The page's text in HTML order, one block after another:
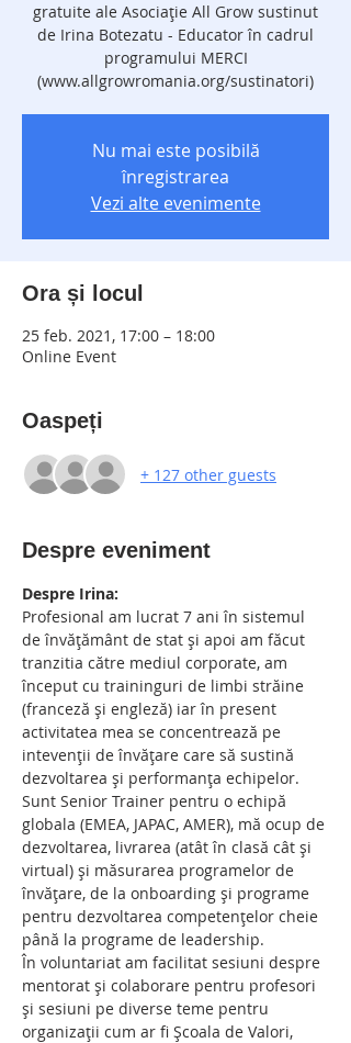
gratuite ale Asociație All Grow sustinut
de Irina Botezatu - Educator în cadrul
programului MERCI
(www.allgrowromania.org/sustinatori)
Nu mai este posibilă
înregistrarea
Vezi alte evenimente
Ora și locul
25 feb. 2021, 17:00 – 18:00
Online Event
Oaspeți
+ 127 other guests
Despre eveniment
Despre Irina:
Profesional am lucrat 7 ani în sistemul
de învățământ de stat și apoi am făcut
tranzitia către mediul corporate, am
început cu traininguri de limbi străine
(franceză și engleză) iar în present
activitatea mea se concentrează pe
intevenții de învățare care să sustină
dezvoltarea și performanța echipelor.
Sunt Senior Trainer pentru o echipă
globala (EMEA, JAPAC, AMER), mă ocup de
dezvoltarea, livrarea (atât în clasă cât și
virtual) și măsurarea programelor de
învățare, de la onboarding și programe
pentru dezvoltarea competențelor cheie
până la programe de leadership.
În voluntariat am facilitat sesiuni despre
mentorat și colaborare pentru profesori
și sesiuni pe diverse teme pentru
organizații cum ar fi Școala de Valori,